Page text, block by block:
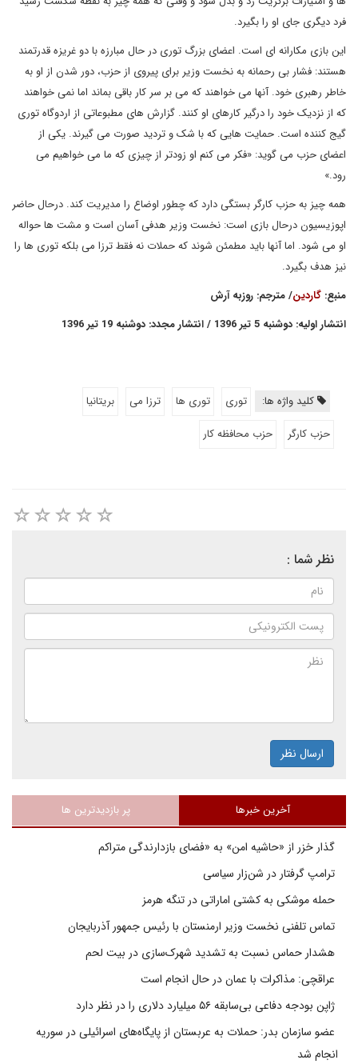
فرد دیگری جای او را بگیرد.
این بازی مکارانه ای است. اعضای بزرگ توری در حال مبارزه با دو غریزه قدرتمند
هستند: فشار بی رحمانه به نخست وزیر برای پیروی از حزب، دور شدن از او به
خاطر رهبری خود. آنها می خواهند که می بر سر کار باقی بماند اما نمی خواهند
که از نزدیک خود را درگیر کارهای او کنند. گزارش های مطبوعاتی از اردوگاه توری
گیج کننده است. حمایت هایی که با شک و تردید صورت می گیرند. یکی از
اعضای حزب می گوید: «فکر می کنم او زودتر از چیزی که ما می خواهیم می
رود.»
همه چیز به حزب کارگر بستگی دارد که چطور اوضاع را مدیریت کند. درحال حاضر
اپوزیسیون درحال بازی است: نخست وزیر هدفی آسان است و مشت ها حواله
او می شود. اما آنها باید مطمئن شوند که حملات نه فقط ترزا می بلکه توری ها را
نیز هدف بگیرد.
منبع: گاردین/ مترجم: روزبه آرش
انتشار اولیه: دوشنبه 5 تیر 1396 / انتشار مجدد: دوشنبه 19 تیر 1396
کلید واژه ها: توری توری ها ترزا می
بریتانیا
حزب کارگر
حزب محافظه کار
نظر شما :
ارسال نظر
آخرین خبرها پر بازدیدترین ها
گذار خزر از «حاشیه امن» به «فضای بازدارندگی متراکم
ترامپ گرفتار در شن‌زار سیاسی
حمله موشکی به کشتی اماراتی در تنگه هرمز
تماس تلفنی نخست وزیر ارمنستان با رئیس جمهور آذربایجان
هشدار حماس نسبت به تشدید شهرک‌سازی در بیت‌ لحم
عراقچی: مذاکرات با عمان در حال انجام است
ژاپن بودجه دفاعی بی‌سابقه ۵۶ میلیارد دلاری را در نظر دارد
عضو سازمان بدر: حملات به عربستان از پایگاه‌های اسرائیلی در سوریه
انجام شد